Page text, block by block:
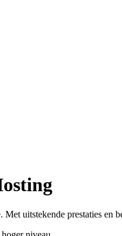
uitstekende prestaties